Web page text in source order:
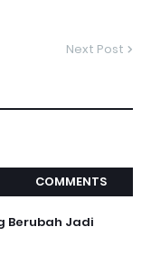
Next Post
COMMENTS
Berubah Jadi